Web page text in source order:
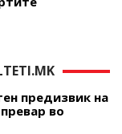
предизвик на
во